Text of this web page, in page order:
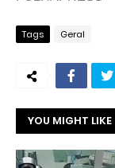
Tags Geral
YOU MIGHT LIKE